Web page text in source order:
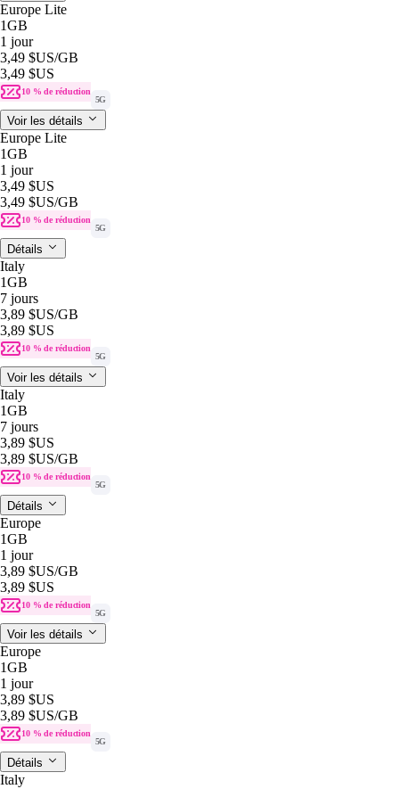
Europe Lite
1GB
1 jour
3,49 $US/GB
3,49 $US
10 % de réduction
5G
Voir les détails
Europe Lite
1GB
1 jour
3,49 $US
3,49 $US/GB
10 % de réduction
5G
Détails
Italy
1GB
7 jours
3,89 $US/GB
3,89 $US
10 % de réduction
5G
Voir les détails
Italy
1GB
7 jours
3,89 $US
3,89 $US/GB
10 % de réduction
5G
Détails
Europe
1GB
1 jour
3,89 $US/GB
3,89 $US
10 % de réduction
5G
Voir les détails
Europe
1GB
1 jour
3,89 $US
3,89 $US/GB
10 % de réduction
5G
Détails
Italy